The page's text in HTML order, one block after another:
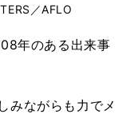
／AFLO
年のある出来事
みながらも力でメ